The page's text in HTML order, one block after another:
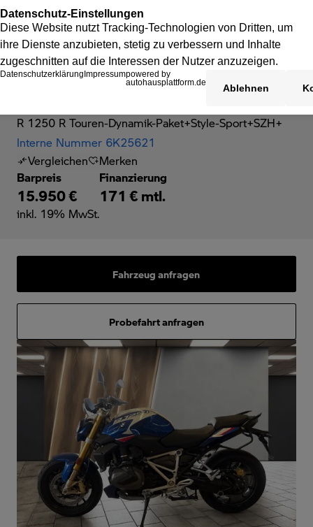
R 1250 R Touren-Dynamik-Paket+Style-Sport+SZH+
Interne Nummer 6K25621
Vergleichen
Merken
Barpreis
15.950 €
inkl. 19% MwSt.
Finanzierung
171 € mtl.
Fahrzeug anfragen
Probefahrt anfragen